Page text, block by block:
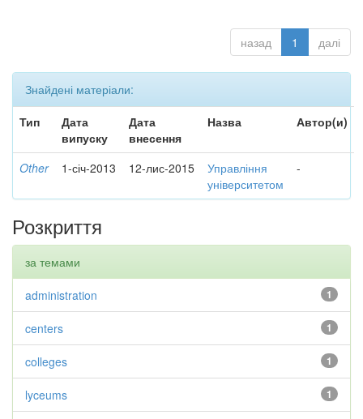
назад 1 далі
Знайдені матеріали:
Тип
Дата
випуску
Дата
внесення
Назва Автор(и)
Other 1-січ-2013 12-лис-2015
Управління
університетом
-
Розкриття
за темами
1
administration
1
centers
1
colleges
1
lyceums